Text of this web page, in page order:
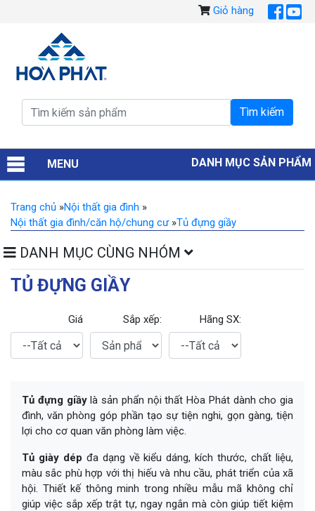
Giỏ hàng
MENU DANH MỤC SẢN PHẨM
Trang chủ »Nội thất gia đình »
Nội thất gia đình/căn hộ/chung cư»Tủ đựng giầy
DANH MỤC CÙNG NHÓM
TỦ ĐỰNG GIẦY
Giá Sắp xếp: Hãng SX:
Tủ đựng giầylà sản phẩn nội thất Hòa Phát dành cho gia
đình, văn phòng góp phần tạo sự tiện nghi, gọn gàng, tiện
lợi cho cơ quan văn phòng làm việc.
Tủ giày dép đa dạng về kiểu dáng, kích thước, chất liệu,
màu sắc phù hợp với thị hiếu và nhu cầu, phát triển của xã
hội. Thiết kế thông minh trong nhiều mẫu mã không chỉ
giúp việc sắp xếp trật tự, ngay ngắn mà còn giúp tiết kiệm